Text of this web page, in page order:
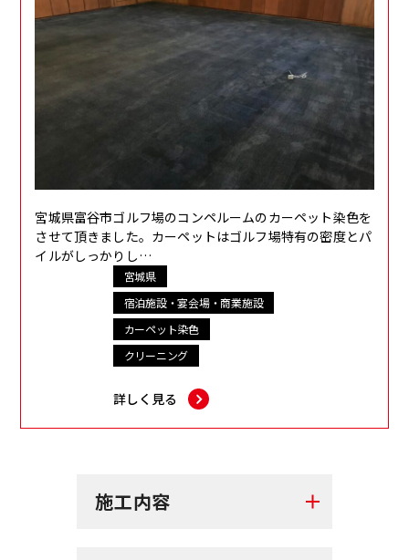
宮城県富谷市ゴルフ場のコンペルームのカーペット染色を
させて頂きました。カーペットはゴルフ場特有の密度とパ
イルがしっかりし…
宮城県
宿泊施設・宴会場・商業施設
カーペット染色
クリーニング
詳しく見る
施工内容